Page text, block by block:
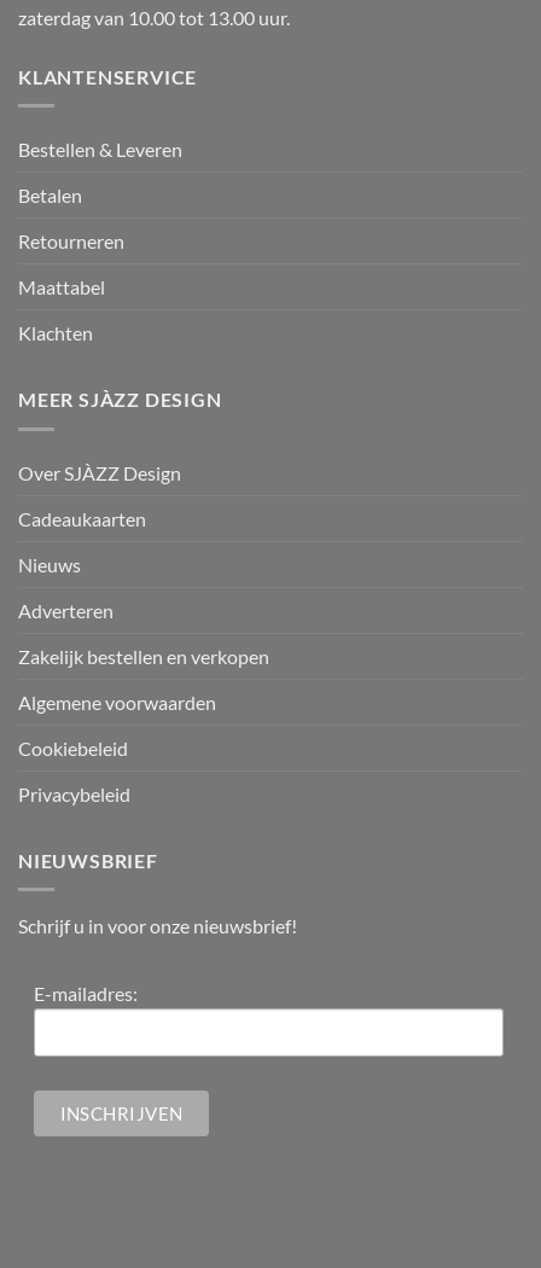
zaterdag van 10.00 tot 13.00 uur.
KLANTENSERVICE
Bestellen & Leveren
Betalen
Retourneren
Maattabel
Klachten
MEER SJÀZZ DESIGN
Over SJÀZZ Design
Cadeaukaarten
Nieuws
Adverteren
Zakelijk bestellen en verkopen
Algemene voorwaarden
Cookiebeleid
Privacybeleid
NIEUWSBRIEF
Schrijf u in voor onze nieuwsbrief!
E-mailadres: